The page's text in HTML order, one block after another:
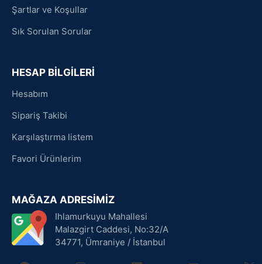
Şartlar ve Koşullar
Sık Sorulan Sorular
HESAP BİLGİLERİ
Hesabım
Sipariş Takibi
Karşılaştırma listem
Favori Ürünlerim
MAĞAZA ADRESİMİZ
Ihlamurkuyu Mahallesi
Malazgirt Caddesi, No:32/A
34771, Ümraniye / İstanbul